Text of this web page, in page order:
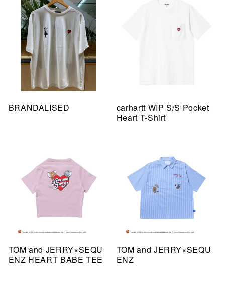
BRANDALISED
carhartt WIP S/S Pocket
Heart T-Shirt
TOM and JERRY×SEQU
ENZ HEART BABE TEE
TOM and JERRY×SEQU
ENZ